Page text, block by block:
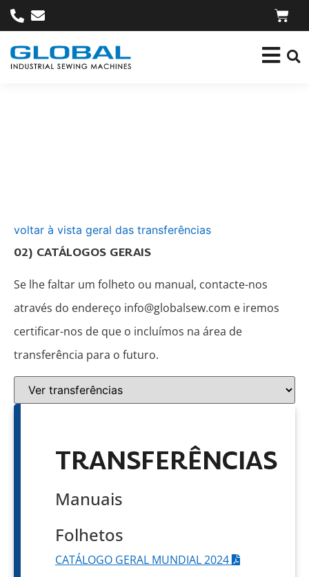
voltar à vista geral das transferências
02) CATÁLOGOS GERAIS
Se lhe faltar um folheto ou manual, contacte-nos
através do endereço info@globalsew.com e iremos
certificar-nos de que o incluímos na área de
transferência para o futuro.
TRANSFERÊNCIAS
Manuais
Folhetos
CATÁLOGO GERAL MUNDIAL 2024